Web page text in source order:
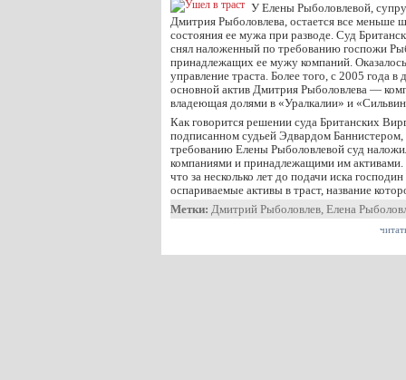
У Елены Рыболовлевой,
Дмитрия Рыболовлева, остается все меньше
состояния ее мужа при разводе. Суд
снял наложенный по требованию госпожи
принадлежащих ее мужу компаний.
управление траста. Более того, с 2005 года в
основной актив Дмитрия Рыболовлева —
владеющая долями в «Уралкалии» и
Как говорится решении суда Британских
подписанном судьей Эдвардом Баннистером,
требованию Елены Рыболовлевой суд
компаниями и принадлежащими им
что за несколько лет до подачи иска
оспариваемые активы в траст, название
Метки: Дмитрий Рыболовлев, Елена